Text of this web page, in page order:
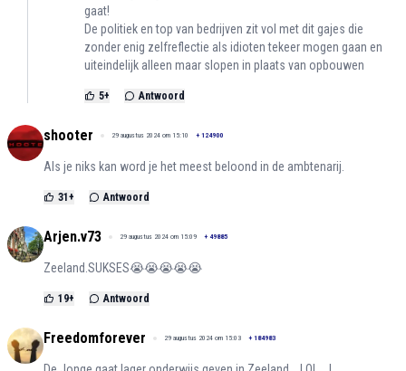
gaat!
De politiek en top van bedrijven zit vol met dit gajes die
zonder enig zelfreflectie als idioten tekeer mogen gaan en
uiteindelijk alleen maar slopen in plaats van opbouwen
5+ Antwoord
shooter 29 augustus 2024 om 15:10 + 124900
Als je niks kan word je het meest beloond in de ambtenarij.
31 + Antwoord
Arjen.v73 29 augustus 2024 om 15:09 + 49885
Zeeland.SUKSES😭😭😭😭😭
19+ Antwoord
Freedomforever 29 augustus 2024 om 15:03 + 184983